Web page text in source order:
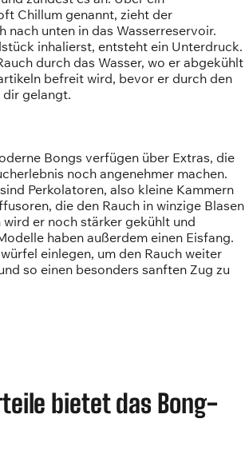
Chillum genannt, zieht der
nach unten in das Wasserreservoir.
inhalierst, entsteht ein Unterdruck.
durch das Wasser, wo er abgekühlt
befreit wird, bevor er durch den
dir gelangt.
Bongs verfügen über Extras, die
noch angenehmer machen.
Perkolatoren, also kleine Kammern
die den Rauch in winzige Blasen
er noch stärker gekühlt und
haben außerdem einen Eisfang.
einlegen, um den Rauch weiter
so einen besonders sanften Zug zu
bietet das Bong-